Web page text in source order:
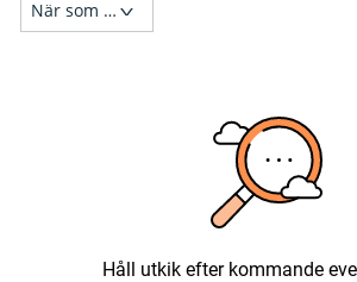
Håll utkik efter kommande